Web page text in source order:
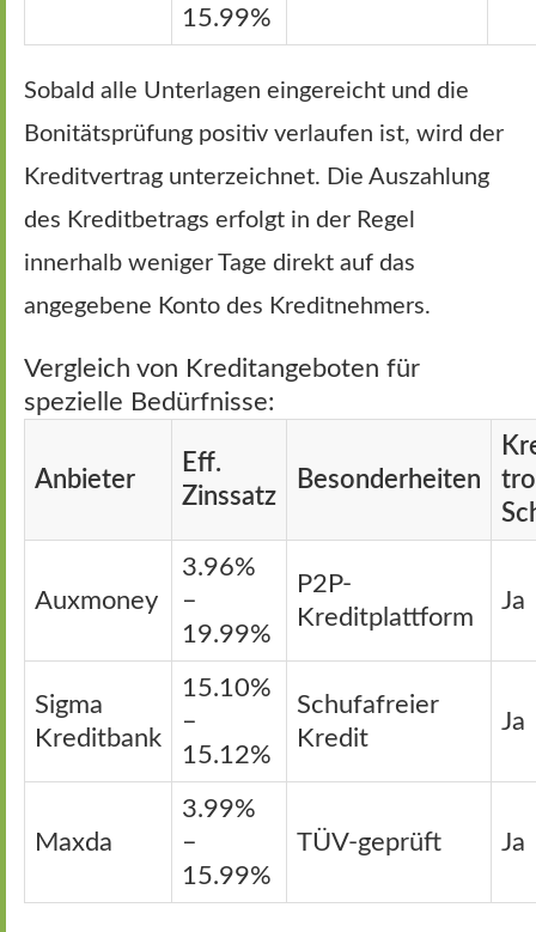
15.99%
Sobald alle Unterlagen eingereicht und die
Bonitätsprüfung positiv verlaufen ist, wird der
Kreditvertrag unterzeichnet. Die Auszahlung
des Kreditbetrags erfolgt in der Regel
innerhalb weniger Tage direkt auf das
angegebene Konto des Kreditnehmers.
Vergleich von Kreditangeboten für
spezielle Bedürfnisse:
Anbieter
Eff.
Zinssatz
Besonderheiten
Auxmoney
3.96%
–
19.99%
P2P-
Kreditplattform
Ja
Sigma
Kreditbank
15.10%
–
15.12%
Schufafreier
Kredit
Ja
Maxda
3.99%
–
15.99%
TÜV-geprüft Ja